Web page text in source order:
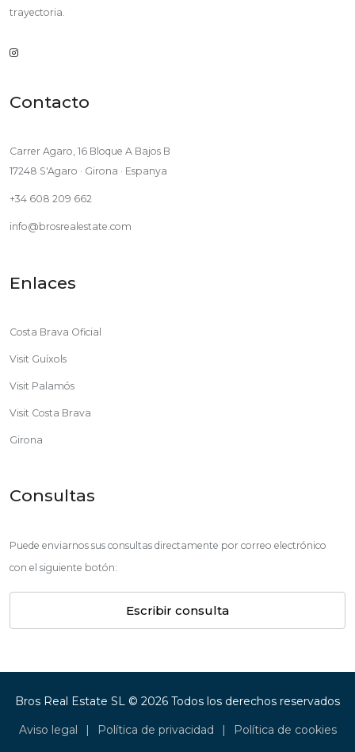
trayectoria.
Contacto
Carrer Agaro, 16 Bloque A Bajos B
17248 S'Agaro · Girona · Espanya
+34 608 209 662
info@brosrealestate.com
Enlaces
Costa Brava Oficial
Visit Guíxols
Visit Palamós
Visit Costa Brava
Girona
Consultas
Puede enviarnos sus consultas directamente por correo electrónico
con el siguiente botón:
Escribir consulta
Bros Real Estate SL © 2026 Todos los derechos reservados
Aviso legal
| Política de privacidad | Política de cookies